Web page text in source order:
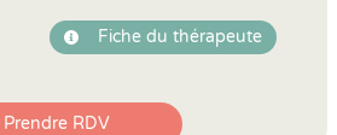
Fiche du thérapeute
Prendre RDV